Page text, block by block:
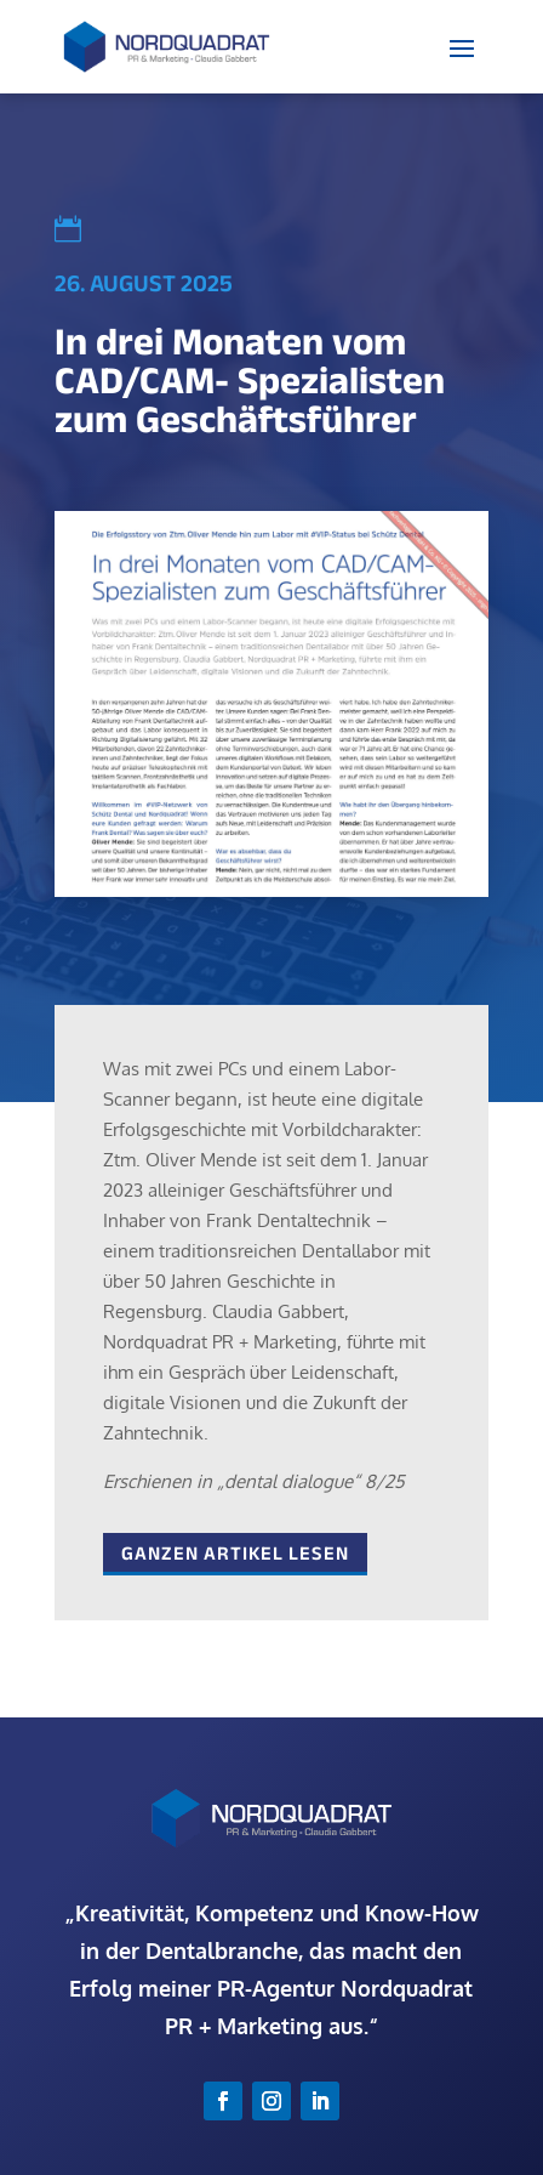

26. AUGUST 2025
In drei Monaten vom
CAD/CAM- Spezialisten
zum Geschäftsführer
Was mit zwei PCs und einem Labor-
Scanner begann, ist heute eine digitale
Erfolgsgeschichte mit Vorbildcharakter:
Ztm. Oliver Mende ist seit dem 1. Januar
2023 alleiniger Geschäftsführer und
Inhaber von Frank Dentaltechnik –
einem traditionsreichen Dentallabor mit
über 50 Jahren Geschichte in
Regensburg. Claudia Gabbert,
Nordquadrat PR + Marketing, führte mit
ihm ein Gespräch über Leidenschaft,
digitale Visionen und die Zukunft der
Zahntechnik.
Erschienen in „dental dialogue“ 8/25
GANZEN ARTIKEL LESEN
„Kreativität, Kompetenz und Know-How
in der Dentalbranche, das macht den
Erfolg meiner PR-Agentur Nordquadrat
PR + Marketing aus.“